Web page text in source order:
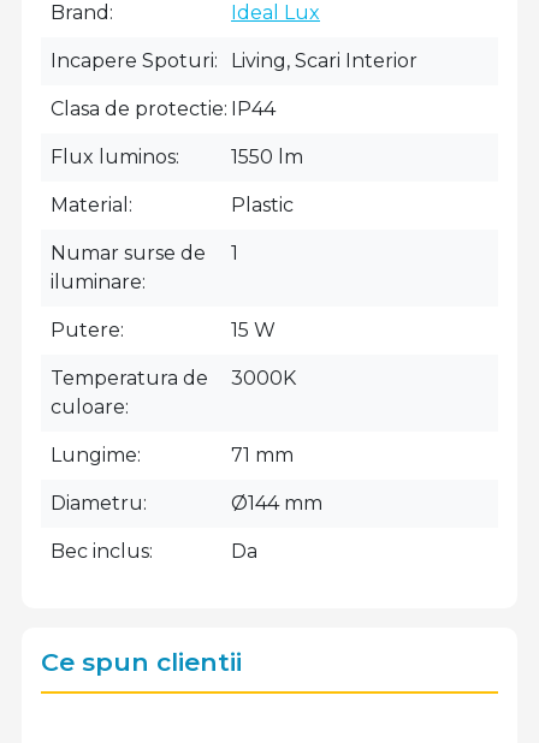
Brand Ideal Lux
Incapere Spoturi Living, Scari Interior
Clasa de protectie IP44
Flux luminos 1550 lm
Material Plastic
Numar surse de
iluminare
1
Putere 15 W
Temperatura de
culoare
3000K
Lungime 71 mm
Diametru Ø144 mm
Bec inclus Da
Ce spun clientii